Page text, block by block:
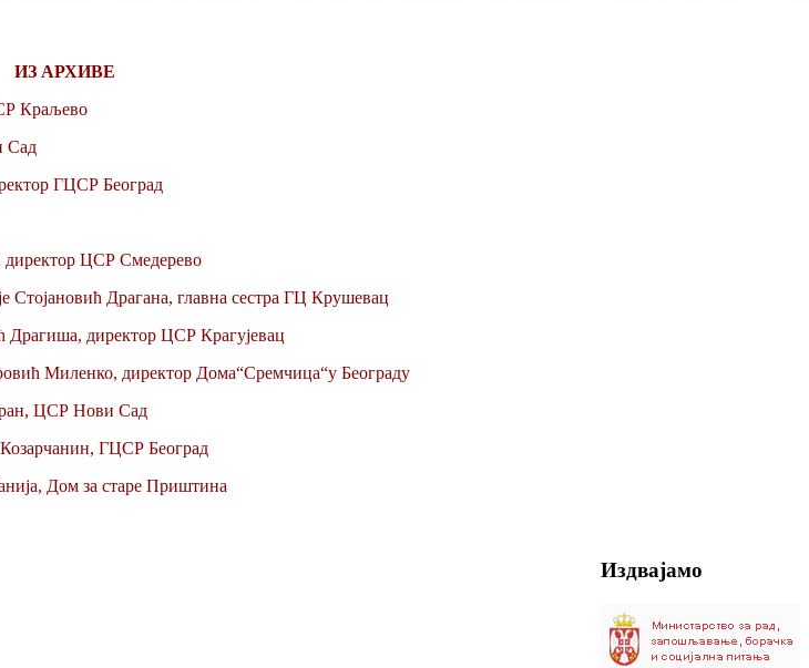
ИЗ АРХИВЕ
Краљево
Сад
ГЦСР Београд
директор ЦСР Смедерево
Стојановић Драгана, главна сестра ГЦ Крушевац
Драгиша, директор ЦСР Крагујевац
Миленко, директор Дома“Сремчица“у Београду
ЦСР Нови Сад
ГЦСР Београд
Дом за старе Приштина
Издвајамо